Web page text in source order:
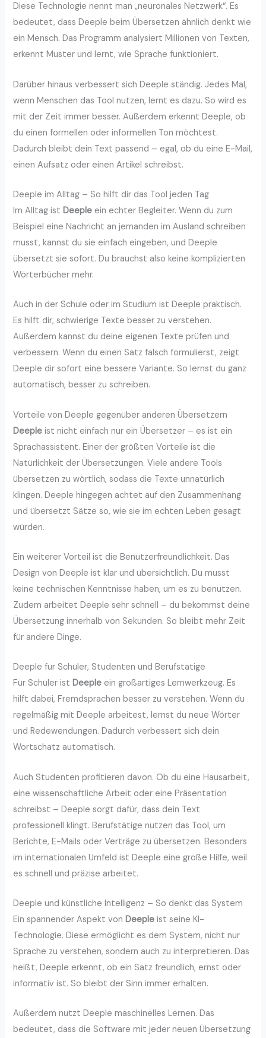
Diese Technologie nennt man „neuronales Netzwerk“. Es
bedeutet, dass Deeple beim Übersetzen ähnlich denkt wie
ein Mensch. Das Programm analysiert Millionen von Texten,
erkennt Muster und lernt, wie Sprache funktioniert.
Darüber hinaus verbessert sich Deeple ständig. Jedes Mal,
wenn Menschen das Tool nutzen, lernt es dazu. So wird es
mit der Zeit immer besser. Außerdem erkennt Deeple, ob
du einen formellen oder informellen Ton möchtest.
Dadurch bleibt dein Text passend – egal, ob du eine E-Mail,
einen Aufsatz oder einen Artikel schreibst.
Deeple im Alltag – So hilft dir das Tool jeden Tag
Im Alltag istDeeple ein echter Begleiter. Wenn du zum
Beispiel eine Nachricht an jemanden im Ausland schreiben
musst, kannst du sie einfach eingeben, und Deeple
übersetzt sie sofort. Du brauchst also keine komplizierten
Wörterbücher mehr.
Auch in der Schule oder im Studium ist Deeple praktisch.
Es hilft dir, schwierige Texte besser zu verstehen.
Außerdem kannst du deine eigenen Texte prüfen und
verbessern. Wenn du einen Satz falsch formulierst, zeigt
Deeple dir sofort eine bessere Variante. So lernst du ganz
automatisch, besser zu schreiben.
Vorteile von Deeple gegenüber anderen Übersetzern
Deeple ist nicht einfach nur ein Übersetzer – es ist ein
Sprachassistent. Einer der größten Vorteile ist die
Natürlichkeit der Übersetzungen. Viele andere Tools
übersetzen zu wörtlich, sodass die Texte unnatürlich
klingen. Deeple hingegen achtet auf den Zusammenhang
und übersetzt Sätze so, wie sie im echten Leben gesagt
würden.
Ein weiterer Vorteil ist die Benutzerfreundlichkeit. Das
Design von Deeple ist klar und übersichtlich. Du musst
keine technischen Kenntnisse haben, um es zu benutzen.
Zudem arbeitet Deeple sehr schnell – du bekommst deine
Übersetzung innerhalb von Sekunden. So bleibt mehr Zeit
für andere Dinge.
Deeple für Schüler, Studenten und Berufstätige
Für Schüler istDeeple ein großartiges Lernwerkzeug. Es
hilft dabei, Fremdsprachen besser zu verstehen. Wenn du
regelmäßig mit Deeple arbeitest, lernst du neue Wörter
und Redewendungen. Dadurch verbessert sich dein
Wortschatz automatisch.
Auch Studenten profitieren davon. Ob du eine Hausarbeit,
eine wissenschaftliche Arbeit oder eine Präsentation
schreibst – Deeple sorgt dafür, dass dein Text
professionell klingt. Berufstätige nutzen das Tool, um
Berichte, E-Mails oder Verträge zu übersetzen. Besonders
im internationalen Umfeld ist Deeple eine große Hilfe, weil
es schnell und präzise arbeitet.
Deeple und künstliche Intelligenz – So denkt das System
Ein spannender Aspekt vonDeeple ist seine KI-
Technologie. Diese ermöglicht es dem System, nicht nur
Sprache zu verstehen, sondern auch zu interpretieren. Das
heißt, Deeple erkennt, ob ein Satz freundlich, ernst oder
informativ ist. So bleibt der Sinn immer erhalten.
Außerdem nutzt Deeple maschinelles Lernen. Das
bedeutet, dass die Software mit jeder neuen Übersetzung